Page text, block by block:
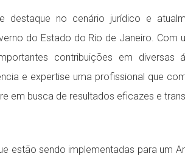
destaque no cenário jurídico e
do Estado do Rio de Janeiro. Com
contribuições em diversas
e expertise uma profissional que
em busca de resultados eficazes e
estão sendo implementadas para um